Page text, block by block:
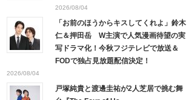
2026/08/04
「お前のほうからキスしてくれよ」鈴木
仁＆押田岳 W主演で人気漫画待望の実
写ドラマ化！今秋フジテレビで放送＆
FODで独占見放題配信決定！
2026/08/04
戸塚純貴と渡邊圭祐が2人芝居で挑む舞